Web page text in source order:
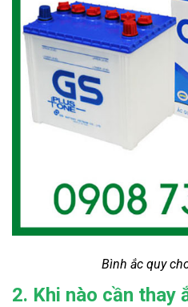
Bình ắc quy
2. Khi nào cần thay